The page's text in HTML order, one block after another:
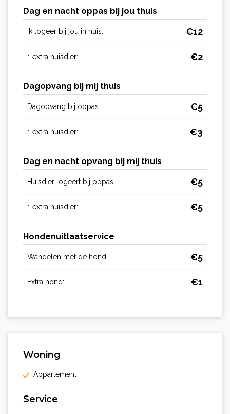
Dag en nacht oppas bij jou thuis
Ik logeer bij jou in huis: €12
1 extra huisdier: €2
Dagopvang bij mij thuis
Dagopvang bij oppas: €5
1 extra huisdier: €3
Dag en nacht opvang bij mij thuis
Huisdier logeert bij oppas: €5
1 extra huisdier: €5
Hondenuitlaatservice
Wandelen met de hond: €5
Extra hond: €1
Woning
Appartement
Service